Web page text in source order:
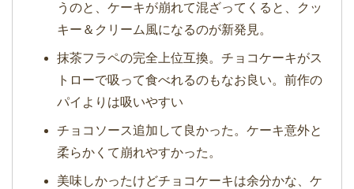
うのと、ケーキが崩れて混ざってくると、クッ
キー＆クリーム風になるのが新発見。
抹茶フラペの完全上位互換。チョコケーキがス
トローで吸って食べれるのもなお良い。前作の
パイよりは吸いやすい
チョコソース追加して良かった。ケーキ意外と
柔らかくて崩れやすかった。
美味しかったけどチョコケーキは余分かな、ケ